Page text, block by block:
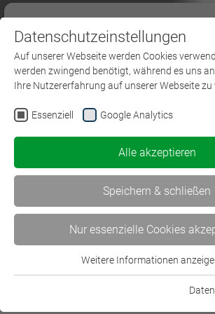
Fachwirt/Fachwirtin für
Versicherungen und
Finanzen
Datenschutzeinstellungen
Auf unserer Webseite werden Cookies
werden zwingend benötigt, während es uns
Ihre Nutzererfahrung auf unserer Webseite zu
Essenziell Google Analytics
Alle akzeptieren
Speichern & schließen
Nur essenzielle Cookies
Essenzielle Cookies werden für
Weitere Informationen